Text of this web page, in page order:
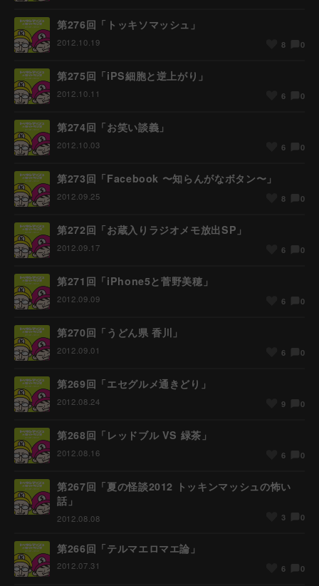
第276回「トッキソマッシュ」
2012.10.19 8 0
第275回「iPS細胞と逆上がり」
2012.10.11 6 0
第274回「お笑い談義」
2012.10.03 6 0
第273回「Facebook 〜知らんがなボタン〜」
2012.09.25 8 0
第272回「お蔵入りラジオメモ放出SP」
2012.09.17 6 0
第271回「iPhone5と菅野美穂」
2012.09.09 6 0
第270回「うどん県 香川」
2012.09.01 6 0
第269回「エセグルメ通きどり」
2012.08.24 9 0
第268回「レッドブル VS 緑茶」
2012.08.16 6 0
第267回「夏の怪談2012 トッキンマッシュの怖い
話」
2012.08.08 3 0
第266回「テルマエロマエ論」
2012.07.31 6 0